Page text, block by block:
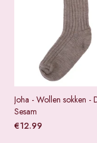
Joha - Wollen sokken -
Sesam
€12.99